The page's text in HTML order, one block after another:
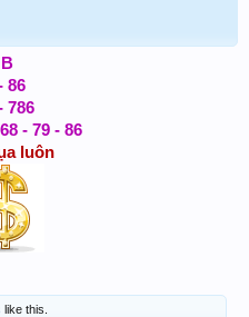
86
786
- 79 - 86
luôn
like this.